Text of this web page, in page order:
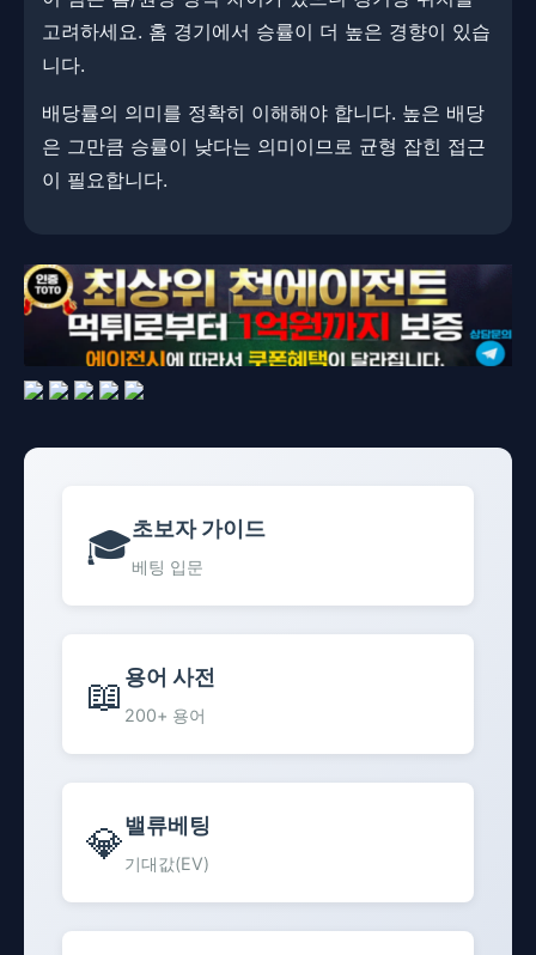
고려하세요. ​​홈 경기에서 승률이 더 높은 경향이 있습
니다.
배당률의 의미를 정확히 이해해야 합니다. ​​높은 배당
은 그만큼 승률이 낮다는 의미이므로 균형 잡힌 접근
이 필요합니다.
🎓초보자 가이드
베팅 입문
📖 용어 사전
200+ 용어
💎밸류베팅
기대값(EV)